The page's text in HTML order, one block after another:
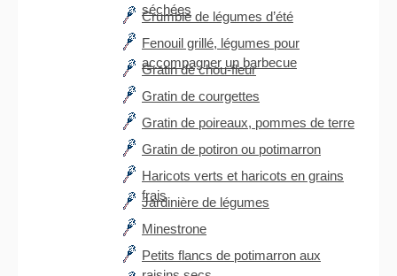
séchées
Crumble de légumes d’été
Fenouil grillé, légumes pour
accompagner un barbecue
Gratin de chou-fleur
Gratin de courgettes
Gratin de poireaux, pommes de terre
Gratin de potiron ou potimarron
Haricots verts et haricots en grains
frais
Jardinière de légumes
Minestrone
Petits flancs de potimarron aux